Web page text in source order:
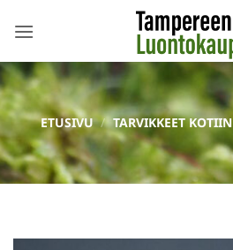
ETUSIVU / TARVIKKEET KOTIIN